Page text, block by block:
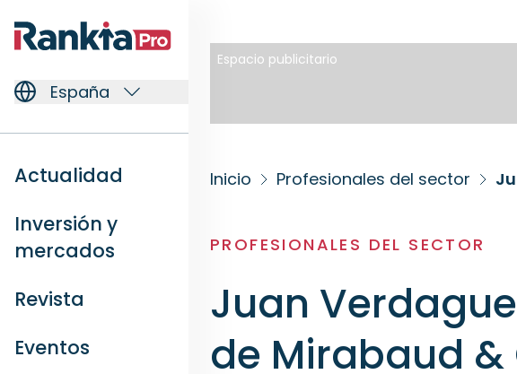
España
Actualidad
Inversión y
mercados
Revista
Eventos
Espacio publicitario
Inicio Profesionales del sector
PROFESIONALES DEL SECTOR
Juan
de Mirabaud &